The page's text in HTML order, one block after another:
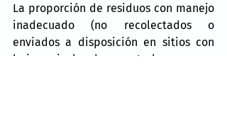
La proporción de residuos con manejo
inadecuado (no recolectados o
enviados a disposición en sitios con
bajo nivel de control en sus